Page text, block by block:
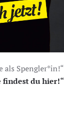
als Spengler*in!“
findest du hier!“